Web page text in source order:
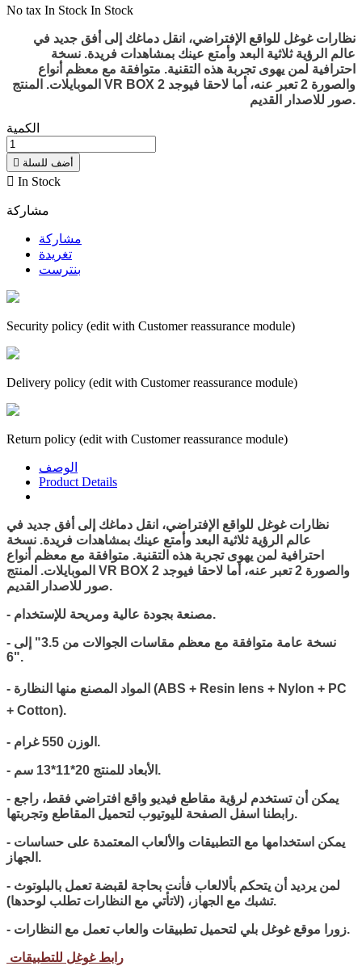
No tax In Stock In Stock
نظارات غوغل للواقع الإفتراضي، انقل دماغك إلى أفق جديد في
عالم الرؤية ثلاثية البعد وأمتع عينك بمشاهدات فريدة. نسخة
احترافية لمن يهوى تجربة هذه التقنية. متوافقة مع معظم أنواع
الموبايلات. المنتج VR BOX 2 والصورة 2 تعبر عنه، أما لاحقا فيوجد
صور للاصدار القديم.
الكمية
 أضف للسلة
 In Stock
مشاركة
مشاركة
تغريدة
بنترست
Security policy (edit with Customer reassurance module)
Delivery policy (edit with Customer reassurance module)
Return policy (edit with Customer reassurance module)
الوصف
Product Details
نظارات غوغل للواقع الإفتراضي، انقل دماغك إلى أفق جديد في
عالم الرؤية ثلاثية البعد وأمتع عينك بمشاهدات فريدة. نسخة
احترافية لمن يهوى تجربة هذه التقنية. متوافقة مع معظم أنواع
الموبايلات. المنتج VR BOX 2 والصورة 2 تعبر عنه، أما لاحقا فيوجد
صور للاصدار القديم.
- مصنعة بجودة عالية ومريحة للإستخدام.
- نسخة عامة متوافقة مع معظم مقاسات الجوالات من 3.5" إلى
6".
- المواد المصنع منها النظارة (ABS + Resin lens + Nylon + PC
+ Cotton).
- الوزن 550 غرام.
- الأبعاد للمنتج 20*11*13 سم.
- يمكن أن تستخدم لرؤية مقاطع فيديو واقع افتراضي فقط، راجع
رابطنا اسفل الصفحة لليوتيوب لتحميل المقاطع وتجربتها.
- يمكن استخدامها مع التطبيقات والألعاب المعتمدة على حساسات
الجهاز.
- لمن يرديد أن يتحكم بألالعاب فأنت بحاجة لقبضة تعمل بالبلوتوث
تشبك مع الجهاز، (لاتأتي مع النظارات تطلب لوحدها).
- زورا موقع غوغل بلي لتحميل تطبيقات والعاب تعمل مع النظارات.
رابط غوغل للتطبيقات